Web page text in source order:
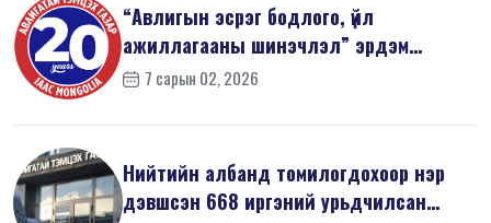
“Авлигын эсрэг бодлого, үйл
ажиллагааны шинэчлэл” эрдэм
шинжилгээний б...
7 сарын 02, 2026
Нийтийн албанд томилогдохоор нэр
дэвшсэн 668 иргэний урьдчилсан